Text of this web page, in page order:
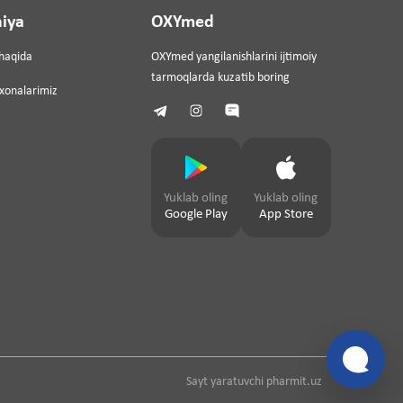
OXYmed
OXYmed yangilanishlarini ijtimoiy
tarmoqlarda kuzatib boring
Yuklab oling
Google Play
Yuklab oling
App Store
Sayt yaratuvchi pharmit.uz